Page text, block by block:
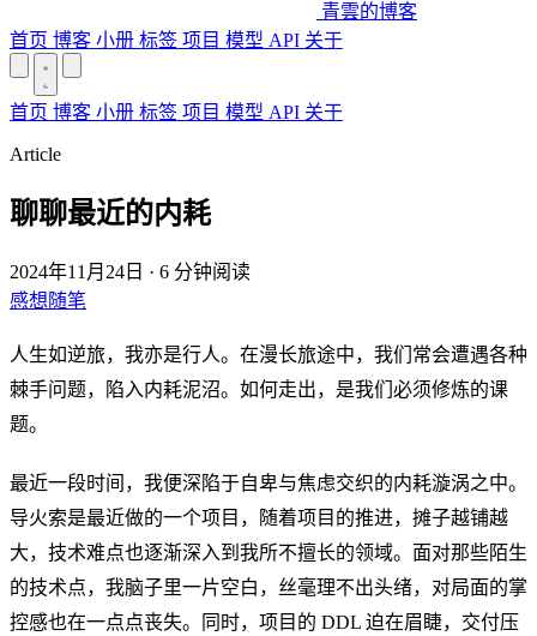
青雲的博客
首页 博客 小册 标签 项目 模型 API 关于
首页 博客 小册 标签 项目 模型 API 关于
Article
聊聊最近的内耗
2024年11月24日 · 6 分钟阅读
感想随笔
人生如逆旅，我亦是行人。在漫长旅途中，我们常会遭遇各种
棘手问题，陷入内耗泥沼。如何走出，是我们必须修炼的课
题。
最近一段时间，我便深陷于自卑与焦虑交织的内耗漩涡之中。
导火索是最近做的一个项目，随着项目的推进，摊子越铺越
大，技术难点也逐渐深入到我所不擅长的领域。面对那些陌生
的技术点，我脑子里一片空白，丝毫理不出头绪，对局面的掌
控感也在一点点丧失。同时，项目的 DDL 迫在眉睫，交付压